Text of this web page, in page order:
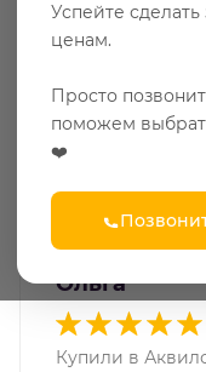
ОСТАВИТЬ СВОЙ
4.5 / 5
957 отзыва
Ольга
Купили в
Успейте
ценам.
Просто
поможем
❤️